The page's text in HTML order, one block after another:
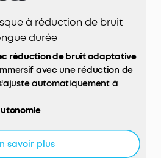
à réduction de bruit
durée
réduction de bruit adaptative
avec une réduction de
automatiquement à
la réduction de bruit
savoir plus